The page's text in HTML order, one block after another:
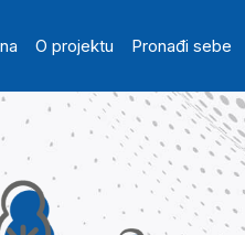
O projektu Pronađi sebe